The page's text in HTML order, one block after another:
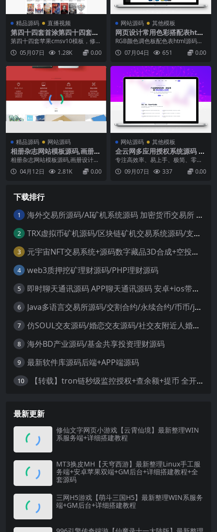
精品源码 直播视频
第四十四套首涂第四十四套苹
果cmsv10模板源码/
第四十四套苹果cmsv10模板，修复
模版后台seo设置不生效，修复分类
列表《查看更多》只能到指定页面
后台视频列表不增加人气后台菜单s
houtu_44,/template/shoutu44/ad
min/adm.p...
05月07日 1.28K 0.00
网站源码 其他模板
网页设计常用色彩搭配表html
源码
RGB颜色调色板配色表html源码分
享，站长引流工具，色彩搭配看似
复杂，但并不神秘。既然每种色彩
么色彩搭配得到的印象可以用加减
法来近似估算。将网页设计中常见
的色彩搭配按照色相的顺序归类。
搭配起来就会得到千变万化...
07月04日 651 0.00
精品源码 网站源码
相册杂志网站模板源码,画册设
计网站源码
相册杂志网站模板源码,画册设计网
站源码...
04月12日 2.81K 0.00
网站源码 其他模板
企云网多应用授权系统源码 正
版查询系统源码
专注高效率、易上手、极简、零门
槛开发的一款插件化管理更加自主
的控制多应用验证系统，具有官网
09月07日 337 0.00
下载排行
1 海外交易所源码/AI矿机系统源码 加密货币交易所 智能交易所源码
2 TRX虚拟币矿机源码/区块链矿机交易系统源码/支持 4国语言+usdt充值+搭建视频教程
3 元宇宙NFT交易系统+源码数字藏品3D合成+空投盲盒玩法抽集卡
4 web3质押挖矿理财源码/PHP理财源码
5 即时聊天通讯源码 APP聊天通讯源码 安卓+ios带后端源码控制
6 Java多语言交易所源码/交割合约/永续合约/币币/java服务端
7 仿SOUL交友源码/婚恋交友源码/社交友附近人婚恋约仿陌陌APP源码系统
8 海外BD产业源码/基金共享投资理财源码
9 最新软件库源码后端+APP端源码
10 【转载】tron链秒级监控授权+查余额+提币 全开源带视频教程文字教程
最新更新
修仙文字网页小游戏【云霄仙境】最新整理WIN
系服务端+详细搭建教程
MT3换皮MH【天穹西游】最新整理Linux手工服
务端+安卓苹果双端+GM后台+详细搭建教程+全
套源码
三网H5游戏【萌斗三国H5】最新整理WIN系服务
端+GM后台+详细搭建教程